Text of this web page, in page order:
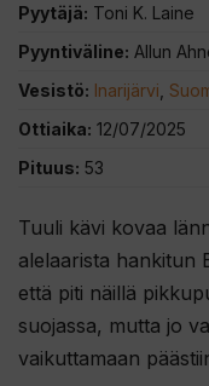
Pyytäjä: Toni K. Laine
Pyyntiväline: Allun
Vesistö: Inarijärvi
Ottiaika: 12/07/2025
Pituus: 53
Tuuli kävi kovaa
alelaarista hankitun
että piti näillä
suojassa, mutta jo
vaikuttamaan